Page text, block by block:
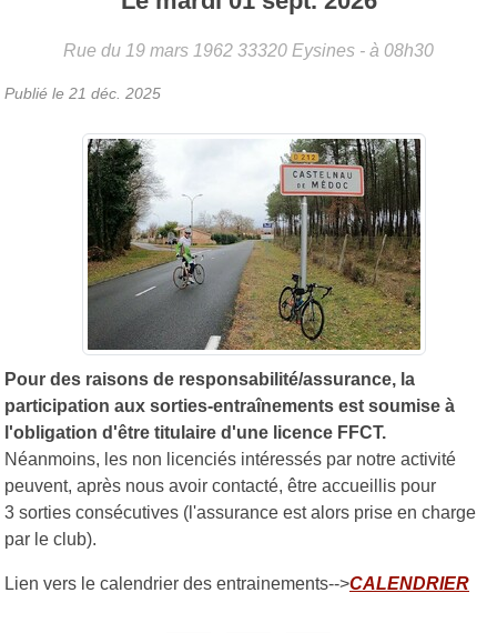
Rue du 19 mars 1962 33320 Eysines - à 08h30
Publié le 21 déc. 2025
Pour des raisons de responsabilité/assurance, la
participation aux sorties-entraînements est soumise à
l'obligation d'être titulaire d'une licence FFCT.
Néanmoins, les non licenciés intéressés par notre activité
peuvent, après nous avoir contacté, être accueillis pour
3 sorties consécutives (l'assurance est alors prise en charge
par le club).
Lien vers le calendrier des entrainements-->CALENDRIER